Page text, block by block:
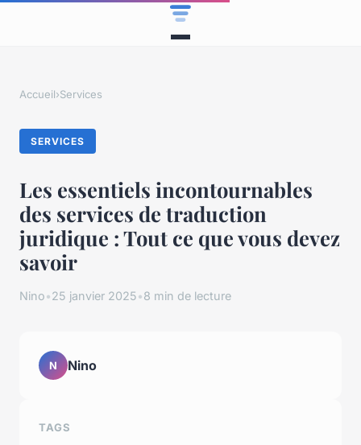
Accueil›Services
SERVICES
Les essentiels incontournables
des services de traduction
juridique : Tout ce que vous devez
savoir
Nino•25 janvier 2025•8 min de lecture
N Nino
TAGS